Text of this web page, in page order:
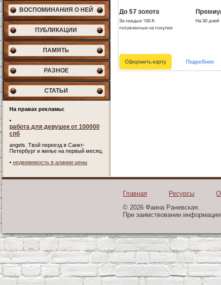
ВОСПОМИНАНИЯ О НЕЙ
ПУБЛИКАЦИИ
ПАМЯТЬ
РАЗНОЕ
СТАТЬИ
На правах рекламы:
•
работа для девушек от 100000
спб
angels. Твой переезд в Санкт-
Петербург и жилье на первый месяц.
• недвижимость в алании цены
Главная Ресурсы
© 2026 Фаина Раневская.
При заимствовании